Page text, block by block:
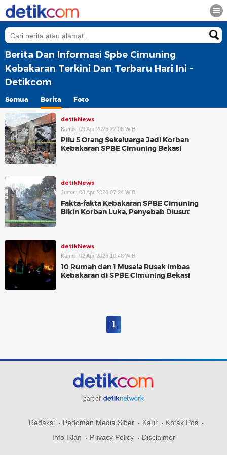
Berita Dan Informasi Spbe Cimuning
Kebakaran Terkini Dan Terbaru Hari Ini -
Detikcom
Semua Berita Foto
detikNews
Kamis, 09 Apr 2026 22:06 WIB
Pilu 5 Orang Sekeluarga Jadi Korban
Kebakaran SPBE Cimuning Bekasi
detikNews
Jumat, 03 Apr 2026 07:24 WIB
Fakta-fakta Kebakaran SPBE Cimuning
Bikin Korban Luka, Penyebab Diusut
detikNews
Kamis, 02 Apr 2026 10:48 WIB
10 Rumah dan 1 Musala Rusak Imbas
Kebakaran di SPBE Cimuning Bekasi
1
part of
Redaksi Pedoman Media Siber Karir
Kotak Pos
Info Iklan
Privacy Policy Disclaimer